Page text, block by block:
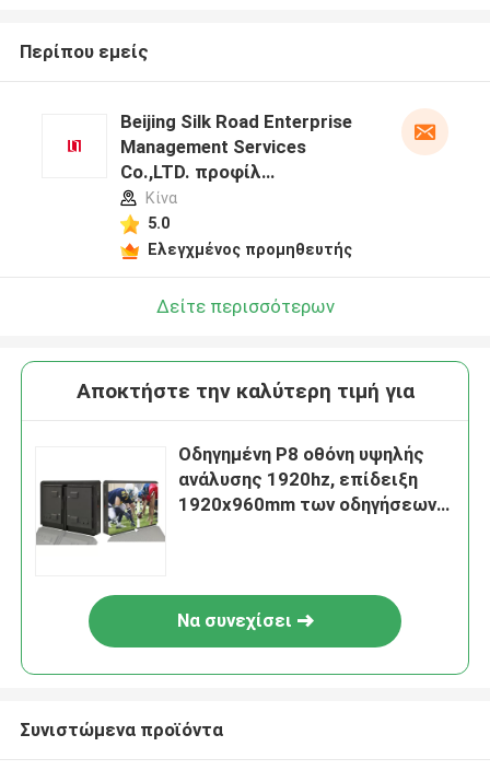
Περίπου εμείς
Beijing Silk Road Enterprise
Management Services
Co.,LTD. προφίλ
κατασκευαστή
Κίνα
5.0
Ελεγχμένος προμηθευτής
Δείτε περισσότερων
Αποκτήστε την καλύτερη τιμή για
Οδηγημένη P8 οθόνη υψηλής
ανάλυσης 1920hz, επίδειξη
1920x960mm των οδηγήσεων
Να συνεχίσει
Συνιστώμενα προϊόντα